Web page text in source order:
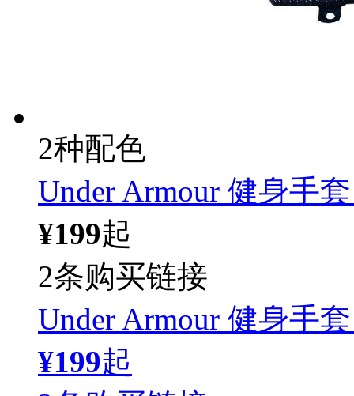
2种配色
Under Armour 健身手
¥199起
2条购买链接
Under Armour 健身手
¥199起